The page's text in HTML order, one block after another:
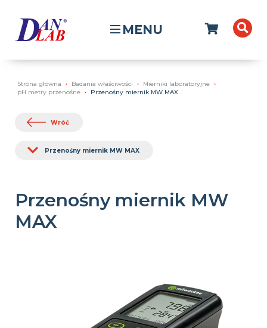
MENU
Strona główna Badania właściwości
Mierniki laboratoryjne
pH metry przenośne
Przenośny miernik MW MAX
Wróć
Przenośny miernik MW MAX
Przenośny miernik MW
MAX